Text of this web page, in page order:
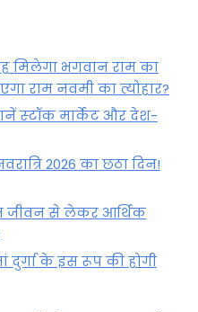
मिलेगा भगवान राम का
राम नवमी का त्योहार?
स्‍टॉक मार्केट और देश-
2026 का छठा दिन!
जीवन से लेकर आर्थिक
दुर्गा के इस रूप की होगी